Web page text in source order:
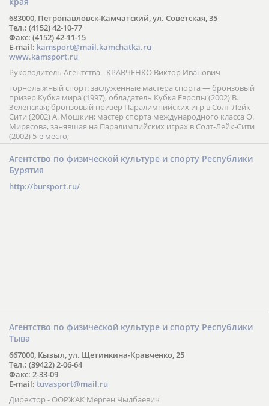
683000, Петропавловск-Камчатский, ул. Советская, 35
Тел.: (4152) 42-10-77
Факс: (4152) 42-11-15
E-mail: kamsport@mail.kamchatka.ru
www.kamsport.ru
Руководитель Агентства - КРАВЧЕНКО Виктор Иванович
горнолыжный спорт: заслуженные мастера спорта — бронзовый
призер Кубка мира (1997), обладатель Кубка Европы (2002) В.
Зеленская; бронзовый призер Паралимпийских игр в Солт-Лейк-
Сити (2002) А. Мошкин; мастер спорта международного класса О.
Мирясова, занявшая на Паралимпийских играх в Солт-Лейк-Сити
(2002) 5-е место;
Агентство по физической культуре и спорту Республики
Бурятия
http://bursport.ru/
Агентство по физической культуре и спорту Республики
Тыва
667000, Кызыл, ул. Щетинкина-Кравченко, 25
Тел.: (39422) 2-06-64
Факс: 2-33-09
E-mail: tuvasport@mail.ru
Директор - ООРЖАК Мерген Чылбаевич